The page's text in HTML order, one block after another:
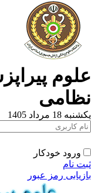
18 مرداد 1405
ورود خودکار
نام
رمز عبور